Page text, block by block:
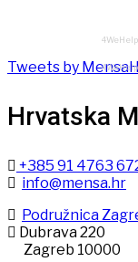
Tweets by
Hrvatska
+385 91 4763
info@mensa.hr
Podružnica
Dubrava 220
Zagreb 10000